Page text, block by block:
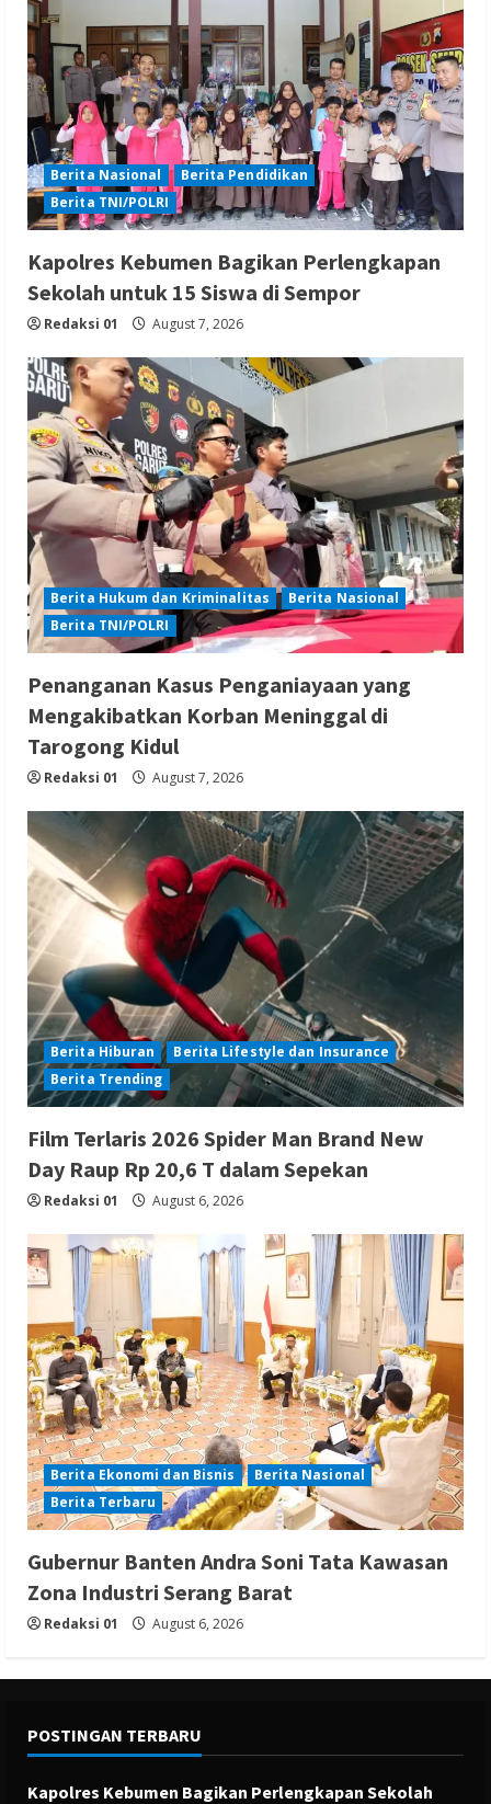
Berita Nasional
Berita Pendidikan
Berita TNI/POLRI
Kapolres Kebumen Bagikan Perlengkapan
Sekolah untuk 15 Siswa di Sempor
Redaksi 01 August 7, 2026
Berita Hukum dan Kriminalitas
Berita Nasional
Berita TNI/POLRI
Penanganan Kasus Penganiayaan yang
Mengakibatkan Korban Meninggal di
Tarogong Kidul
Redaksi 01 August 7, 2026
Berita Hiburan
Berita Lifestyle dan Insurance
Berita Trending
Film Terlaris 2026 Spider Man Brand New
Day Raup Rp 20,6 T dalam Sepekan
Redaksi 01 August 6, 2026
Berita Ekonomi dan Bisnis
Berita Nasional
Berita Terbaru
Gubernur Banten Andra Soni Tata Kawasan
Zona Industri Serang Barat
Redaksi 01 August 6, 2026
POSTINGAN TERBARU
Kapolres Kebumen Bagikan Perlengkapan Sekolah